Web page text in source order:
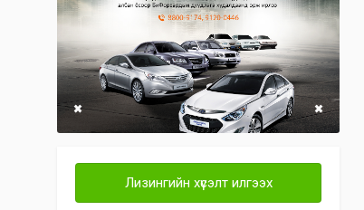
Лизингийн хүсэлт илгээх